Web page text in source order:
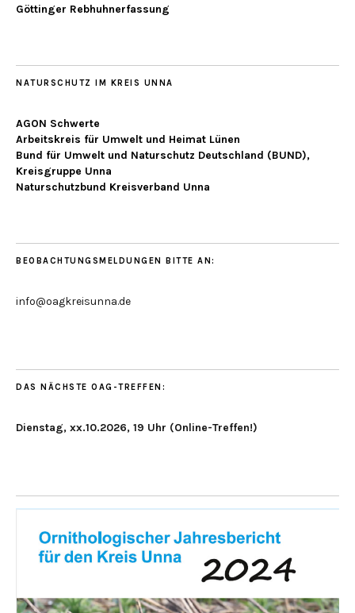
Göttinger Rebhuhnerfassung
NATURSCHUTZ IM KREIS UNNA
AGON Schwerte
Arbeitskreis für Umwelt und Heimat Lünen
Bund für Umwelt und Naturschutz Deutschland (BUND),
Kreisgruppe Unna
Naturschutzbund Kreisverband Unna
BEOBACHTUNGSMELDUNGEN BITTE AN:
info@oagkreisunna.de
DAS NÄCHSTE OAG-TREFFEN:
Dienstag, xx.10.2026, 19 Uhr (Online-Treffen!)